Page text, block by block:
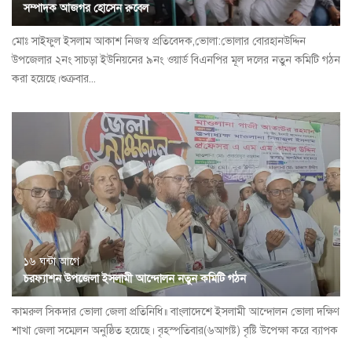
সম্পাদক আজগর হোসেন রুবেল
মোঃ সাইফুল ইসলাম আকাশ নিজস্ব প্রতিবেদক,ভোলা:ভোলার বোরহানউদ্দিন
উপজেলার ২নং সাচড়া ইউনিয়নের ৯নং ওয়ার্ড বিএনপির মূল দলের নতুন কমিটি গঠন
করা হয়েছে।শুক্রবার...
১৬ ঘন্টা আগে
চরফ্যাশন উপজেলা ইসলামী আন্দোলন নতুন কমিটি গঠন
কামরুল সিকদার ভোলা জেলা প্রতিনিধি॥ বাংলাদেশে ইসলামী আন্দোলন ভোলা দক্ষিণ
শাখা জেলা সম্মেলন অনুষ্ঠিত হয়েছে। বৃহস্পতিবার(৬আগষ্ট) বৃষ্টি উপেক্ষা করে ব্যাপক